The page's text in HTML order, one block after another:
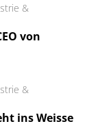
&
von
&
ins Weisse